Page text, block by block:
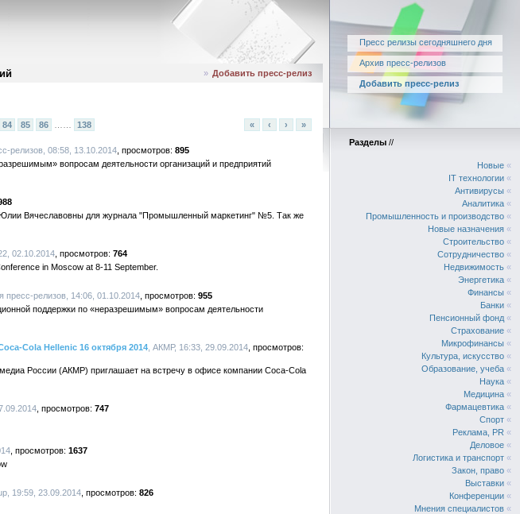
Пресс релизы сегодняшнего дня
Архив пресс-релизов
Добавить пресс-релиз
» Добавить пресс-релиз
84 85 86 138 « ‹ › »
релизов, 08:58, 13.10.2014
895
вопросам деятельности организаций и предприятий
Юлии Вячеславовны для журнала "Промышленный маркетинг" №5. Так же
02.10.2014
764
in Moscow at 8-11 September.
пресс-релизов, 14:06, 01.10.2014
955
поддержки по «неразрешимым» вопросам деятельности
Cola Hellenic 16 октября 2014 , АКМР, 16:33, 29.09.2014
России (АКМР) приглашает на встречу в офисе компании Coca-Cola
747
1637
19:59, 23.09.2014
826
Разделы //
Новые «
IT технологии «
Антивирусы «
Аналитика «
Промышленность и производство «
Новые назначения «
Строительство «
Сотрудничество «
Недвижимость «
Энергетика «
Финансы «
Банки «
Пенсионный фонд «
Страхование «
Микрофинансы «
Культура, искусство «
Образование, учеба «
Наука «
Медицина «
Фармацевтика «
Спорт «
Реклама, PR «
Деловое «
Логистика и транспорт «
Закон, право «
Выставки «
Конференции «
Мнения специалистов «